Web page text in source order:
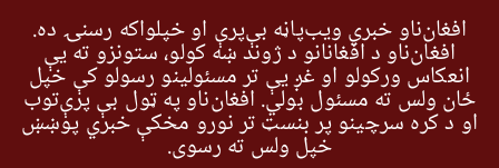
افغان‌ناو خبري ویب‌پاڼه بې‌پرې او خپلواکه رسنۍ ده.
افغان‌ناو د افغانانو د ژوند ښه کولو، ستونزو ته یې
انعکاس ورکولو او غږ یې تر مسئولینو رسولو کې خپل
ځان ولس ته مسئول بولي. افغان‌ناو په ټول بې پرې‌توب
او د کره سرچینو پر بنسټ تر نورو مخکې خبري پوښښ
خپل ولس ته رسوي.